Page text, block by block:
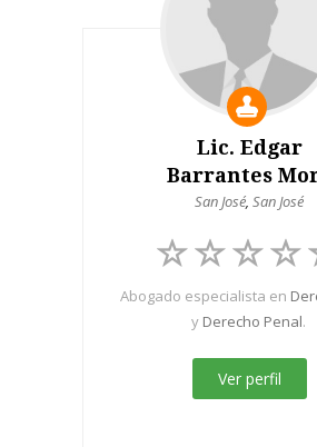
Lic. Edgar
Barrantes
San José, San José
Abogado especialista en
y Derecho Penal.
Ver perfil